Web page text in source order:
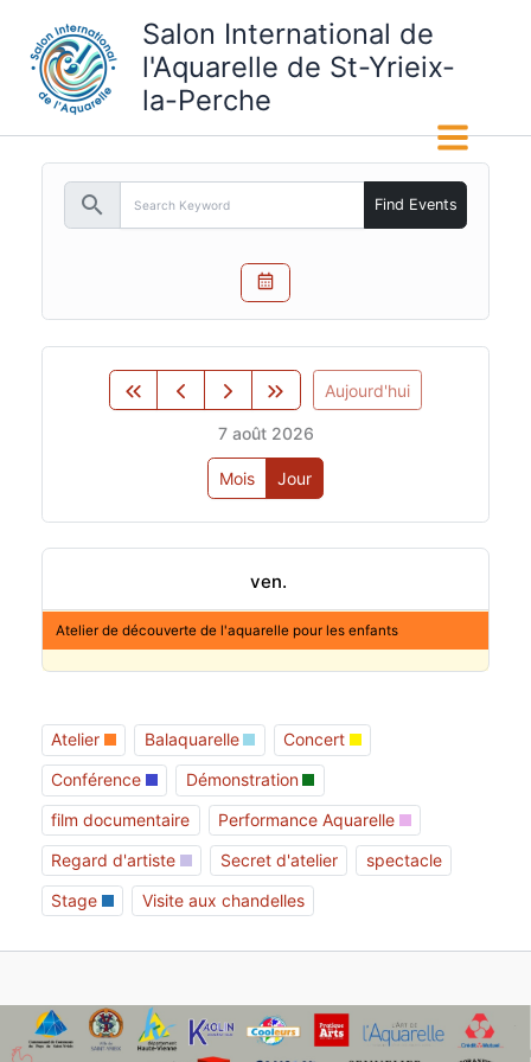
contenu
Salon International de
l'Aquarelle de St-Yrieix-
la-Perche
search Find Events
Aujourd'hui
7 août 2026
Mois Jour
ven.
Atelier de découverte de l'aquarelle pour les enfants
Atelier Balaquarelle
Concert
Conférence
Démonstration
film documentaire
Performance Aquarelle
Regard d'artiste
Secret d'atelier
spectacle
Stage
Visite aux chandelles